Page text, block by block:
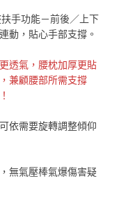
手功能－前後／上下
動，貼心手部支撐。
透氣，腰枕加厚更貼
兼顧腰部所需支撐
依需要旋轉調整傾仰
無氣壓棒氣爆傷害疑